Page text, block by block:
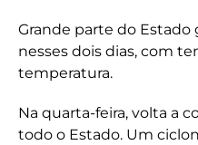
Grande parte do
nesses dois dias, com
temperatura.
Na quarta-feira, volta a
todo o Estado. Um